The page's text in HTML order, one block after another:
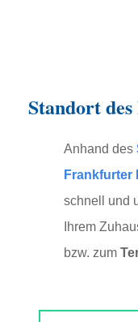
Standort
Anhand des
Frankfurter
schnell und
Ihrem
bzw. zum